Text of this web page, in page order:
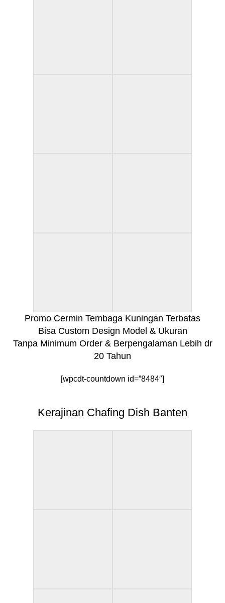
Promo Cermin Tembaga Kuningan Terbatas
Bisa Custom Design Model & Ukuran
Tanpa Minimum Order & Berpengalaman Lebih dr
20 Tahun
[wpcdt-countdown id=”8484″]
Kerajinan Chafing Dish Banten